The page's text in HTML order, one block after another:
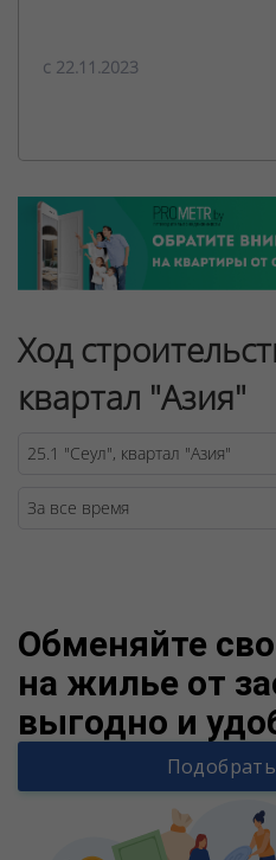
c 22.11.2023
Ход
квартал "Азия"
Обменяйте
на жилье от
выгодно и